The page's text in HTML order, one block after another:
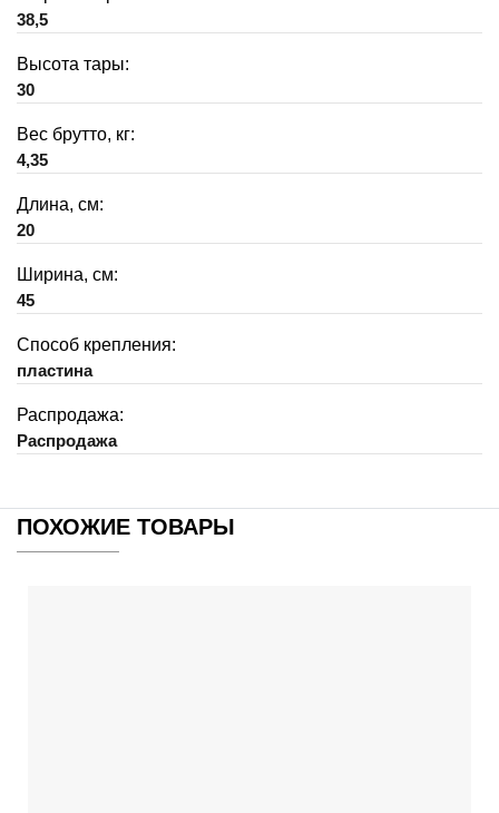
38,5
Высота тары:
30
Вес брутто, кг:
4,35
Длина, см:
20
Ширина, см:
45
Способ крепления:
пластина
Распродажа:
Распродажа
ПОХОЖИЕ ТОВАРЫ